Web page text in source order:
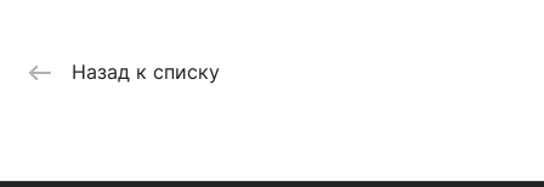
Назад к списку